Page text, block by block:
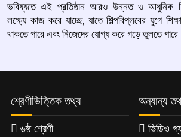
ভবিষ্যতে এই প্রতিষ্ঠান আরও উন্নত ও আধুনিক
লক্ষ্যে কাজ করে যাচ্ছে, যাতে শিল্পবিপ্লবের যুগে
থাকতে পারে এবং নিজেদের যোগ্য করে গড়ে তুলতে
শ্রেণীভিত্তিক তথ্য
৬ষ্ঠ শ্রেণী
অন্যান্য
ভিডিও